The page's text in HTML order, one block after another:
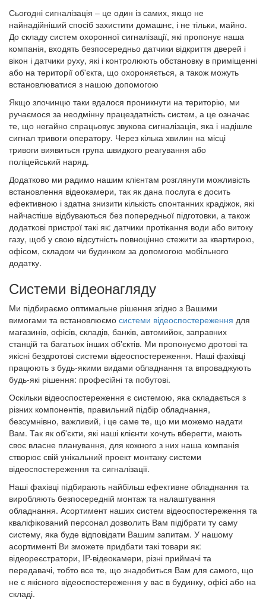
Сьогодні сигналізація – це один із самих, якщо не
найнадійніший спосіб захистити домашнє, і не тільки, майно.
До складу систем охоронної сигналізації, які пропонує наша
компанія, входять безпосередньо датчики відкриття дверей і
вікон і датчики руху, які і контролюють обстановку в приміщенні
або на території об'єкта, що охороняється, а також можуть
встановлюватися з нашою допомогою
Якщо злочинцю таки вдалося проникнути на територію, ми
ручаємося за неодмінну працездатність систем, а це означає
те, що негайно спрацьовує звукова сигналізація, яка і надішле
сигнал тривоги оператору. Через кілька хвилин на місці
тривоги виявиться група швидкого реагування або
поліцейський наряд.
Додатково ми радимо нашим клієнтам розглянути можливість
встановлення відеокамери, так як дана послуга є досить
ефективною і здатна знизити кількість спонтанних крадіжок, які
найчастіше відбуваються без попередньої підготовки, а також
додаткові пристрої такі як: датчики протікання води або витоку
газу, щоб у свою відсутність повноцінно стежити за квартирою,
офісом, складом чи будинком за допомогою мобільного
додатку.
Системи відеонагляду
Ми підбираємо оптимальне рішення згідно з Вашими
вимогами та встановлюємо системи відеоспостереження для
магазинів, офісів, складів, банків, автомийок, заправних
станцій та багатьох інших об'єктів. Ми пропонуємо дротові та
якісні бездротові системи відеоспостереження. Наші фахівці
працюють з будь-якими видами обладнання та впроваджують
будь-які рішення: професійні та побутові.
Оскільки відеоспостереження є системою, яка складається з
різних компонентів, правильний підбір обладнання,
безсумнівно, важливий, і це саме те, що ми можемо надати
Вам. Так як об'єкти, які наші клієнти хочуть вберегти, мають
своє власне планування, для кожного з них наша компанія
створює свій унікальний проект монтажу системи
відеоспостереження та сигналізації.
Наші фахівці підбирають найбільш ефективне обладнання та
виробляють безпосередній монтаж та налаштування
обладнання. Асортимент наших систем відеоспостереження та
кваліфікований персонал дозволить Вам підібрати ту саму
систему, яка буде відповідати Вашим запитам. У нашому
асортименті Ви зможете придбати такі товари як:
відеореєстратори, IP-відеокамери, різні приймачі та
передавачі, тобто все те, що знадобиться Вам для самого, що
не є якісного відеоспостереження у вас в будинку, офісі або на
складі.